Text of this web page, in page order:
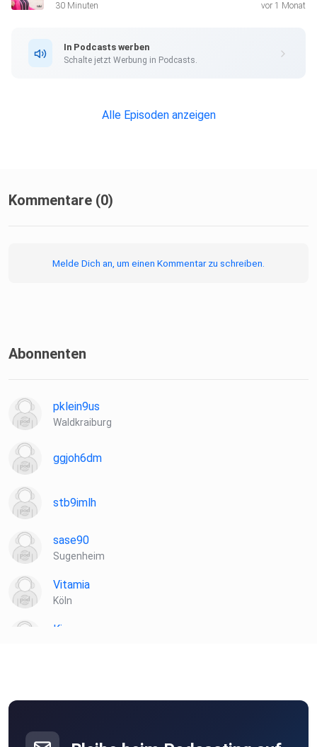
30 Minuten vor 1 Monat
In Podcasts werben
Schalte jetzt Werbung in Podcasts.
Alle Episoden anzeigen
Kommentare (0)
Melde Dich an, um einen Kommentar zu schreiben.
Abonnenten
pklein9us
Waldkraiburg
ggjoh6dm
stb9imlh
sase90
Sugenheim
Vitamia
Köln
Kiannn
Weil der Stadt